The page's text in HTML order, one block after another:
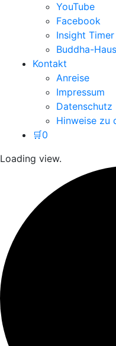
YouTube
Facebook
Insight Timer
Buddha-
Kontakt
Anreise
Impressum
Datenschutz
Hinweise zu
🛒0
Loading view.